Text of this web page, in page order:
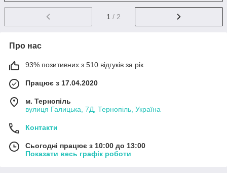
1 / 2
Про нас
93% позитивних з 510 відгуків за рік
Працює з 17.04.2020
м. Тернопіль
вулиця Галицька, 7Д, Тернопіль, Україна
Контакти
Сьогодні працює з 10:00 до 13:00
Показати весь графік роботи